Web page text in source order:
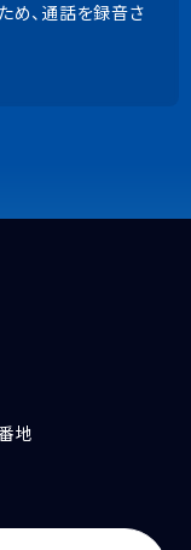
め、通話を録音さ
地